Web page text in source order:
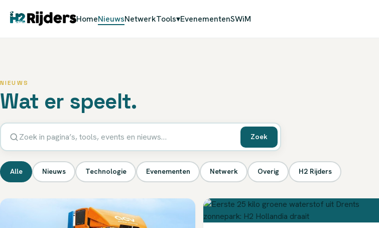
HomeNieuwsNetwerkTools▾EvenementenSWiM
NIEUWS
Wat er speelt.
Zoek
Alle Nieuws Technologie Evenementen Netwerk Overig H2 Rijders